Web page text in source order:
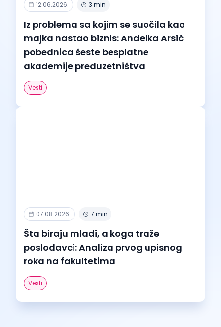
12.06.2026. 3 min
Iz problema sa kojim se suočila kao
majka nastao biznis: Anđelka Arsić
pobednica šeste besplatne
akademije preduzetništva
Vesti
07.08.2026. 7 min
Šta biraju mladi, a koga traže
poslodavci: Analiza prvog upisnog
roka na fakultetima
Vesti